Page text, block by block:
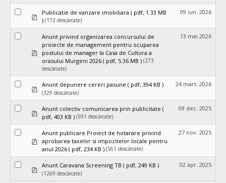
pdfPublicatie de vanzare imobiliara ( pdf, 1.33 MB
) (172 descărcate)
09 iun. 2026
pdf
Anunt privind organizarea concursului de
proiecte de management pentru ocuparea
postului de manager la Casa de Cultura a
orasului Murgeni 2026 ( pdf, 5.36 MB ) (273
descărcate)
13 mai 2026
pdfAnunt depunere cereri pasune ( pdf, 394 KB )
(329 descărcate)
24 mart. 2026
pdfAnunt colectiv comunicarea prin publicitate (
pdf, 403 KB ) (591 descărcate)
09 dec. 2025
pdf
Anunt publicare Proiect de hotarare privind
aprobarea taxelor si impozitelor locale pentru
anul 2026 ( pdf, 234 KB ) (561 descărcate)
27 nov. 2025
pdfAnunt Caravana Screening TB ( pdf, 249 KB )
(1269 descărcate)
02 apr. 2025